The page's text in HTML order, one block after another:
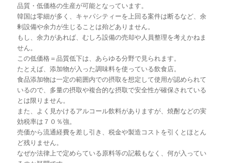
品質・低価格の生産が可能となっています。
韓国は零細が多く、キャパシティーを上回る案件は断るなど、余
剰設備や余力が生じることは殆どありません。
もし、余力があれば、むしろ設備の売却や人員整理を考えかねま
せん。
この低価格＝品質低下は、あらゆる分野で見られます。
たとえば、添加物が入った調味料を使っている飲食店。
食品添加物は一定の範囲内での摂取を想定して使用が認められて
いるので、多量の摂取や複合的な摂取で安全性が確保されている
とは限りません。
また、よく見かけるアルコール飲料がありますが、焼酎などの実
効税率は７０％強。
売価から流通経費を差し引き、税金や製造コストを引くとほとん
ど残りません。
なぜか法律上で定めらている原料等の記載もなく、何が入ってい